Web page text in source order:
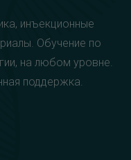
инъекционные
Обучение по
на любом уровне.
поддержка.